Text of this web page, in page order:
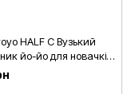
HALF C Вузький
йо-йо для новачків